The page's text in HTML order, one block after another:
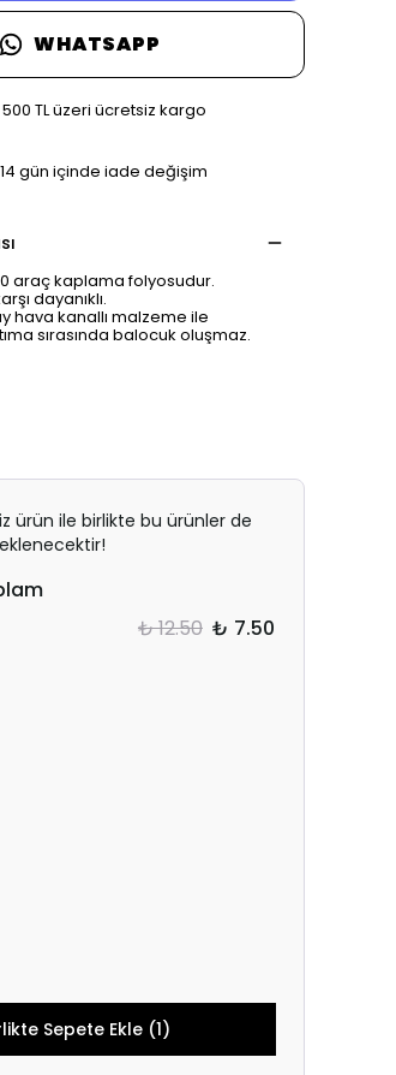
WHATSAPP
500 TL üzeri ücretsiz kargo
14 gün içinde iade değişim
araç kaplama folyosudur.
dayanıklı.
hava kanallı malzeme ile
sırasında balocuk oluşmaz.
ürün ile birlikte bu ürünler de
₺ 12.50 ₺ 7.50
Sepete Ekle (1)